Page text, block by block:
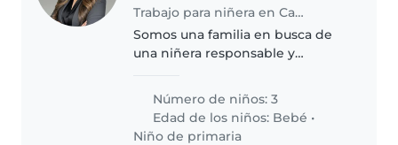
Trabajo para niñera en Caracas
Somos una familia en busca de
una niñera responsable y
tres hijos, un bebé y dos niños
en edad escolar. Nuestros hijos
son deportistas, inteligentes..
Número de niños: 3
Edad de los niños: Bebé •
Niño de primaria